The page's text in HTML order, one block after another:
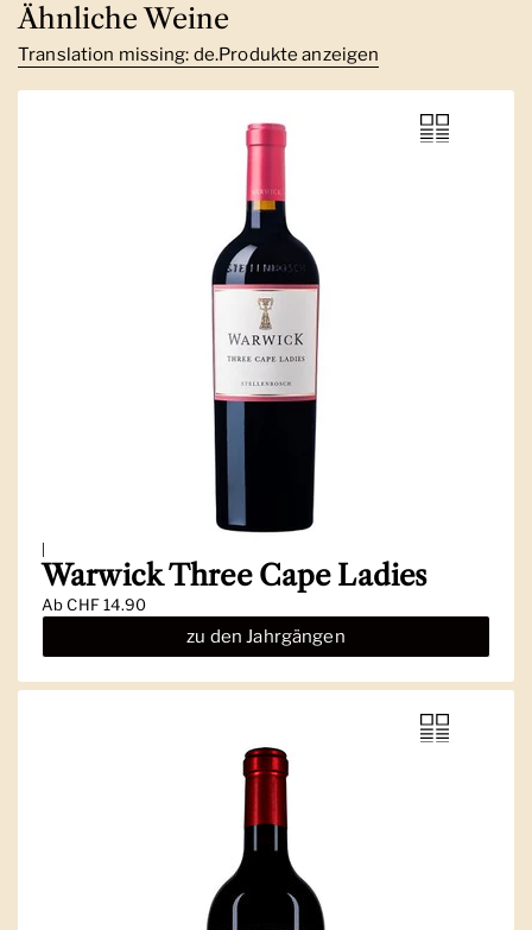
Ähnliche Weine
Translation missing: de.Produkte anzeigen
|
Warwick Three Cape Ladies
AbCHF 14.90
zu den Jahrgängen